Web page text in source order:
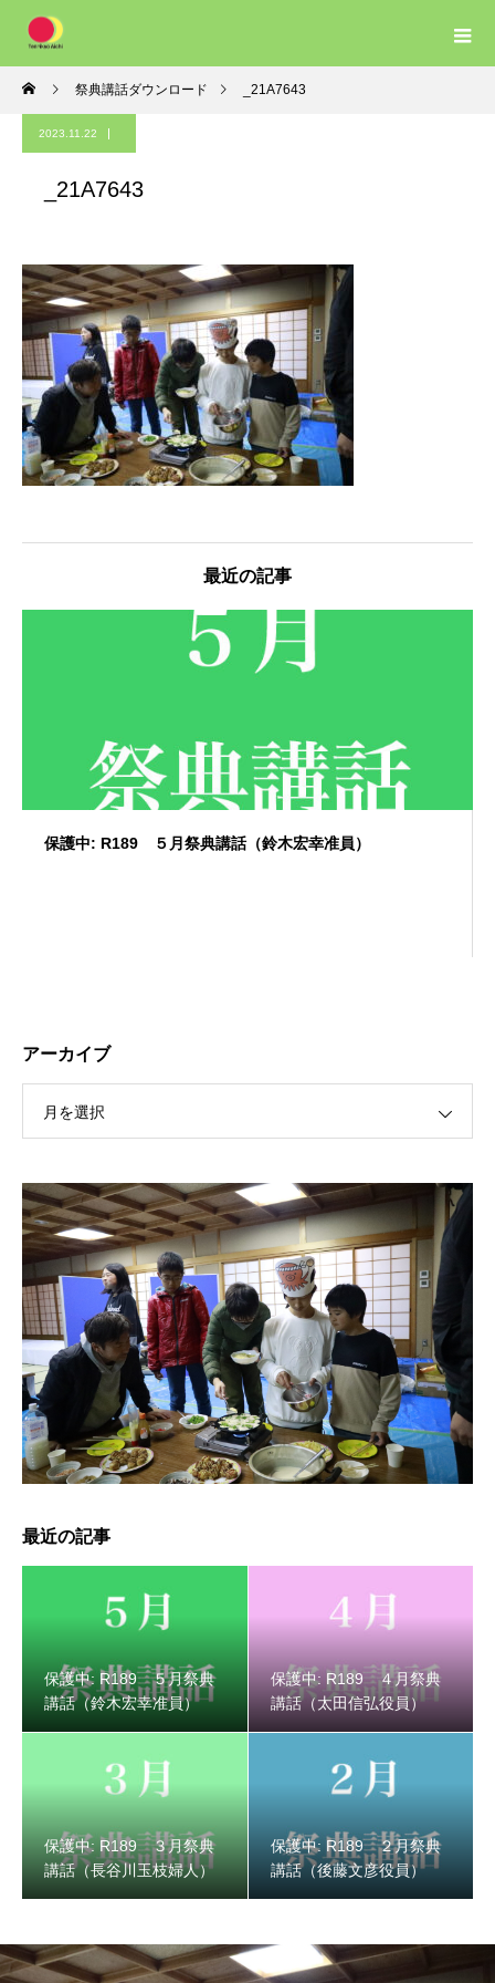
祭典講話ダウンロード _21A7643
2023.11.22
_21A7643
最近の記事
保護中: R189 ５月祭典講話（鈴木宏幸准員）
保護中: R189 ４月祭典講話（太田信弘役員）
保護中: R189 ３月祭典講話（長谷川玉枝婦人）
アーカイブ
月を選択
最近の記事
保護中: R189 ５月祭典
講話（鈴木宏幸准員）
保護中: R189 ４月祭典
講話（太田信弘役員）
保護中: R189 ３月祭典
講話（長谷川玉枝婦人）
保護中: R189 ２月祭典
講話（後藤文彦役員）